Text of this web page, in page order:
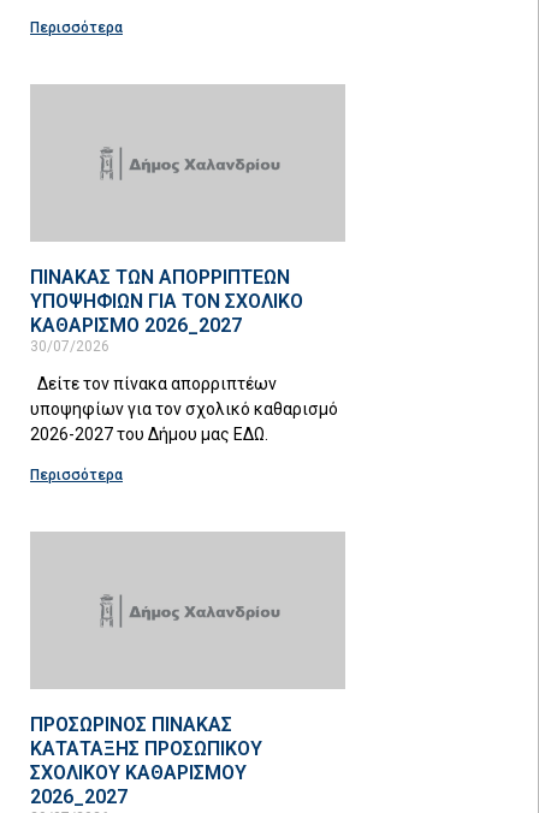
Περισσότερα
ΠΙΝΑΚΑΣ ΤΩΝ ΑΠΟΡΡΙΠΤΕΩΝ
ΥΠΟΨΗΦΙΩΝ ΓΙΑ ΤΟΝ ΣΧΟΛΙΚΟ
ΚΑΘΑΡΙΣΜΟ 2026_2027
30/07/2026
Δείτε τον πίνακα απορριπτέων
υποψηφίων για τον σχολικό καθαρισμό
2026-2027 του Δήμου μας ΕΔΩ.
Περισσότερα
ΠΡΟΣΩΡΙΝΟΣ ΠΙΝΑΚΑΣ
ΚΑΤΑΤΑΞΗΣ ΠΡΟΣΩΠΙΚΟΥ
ΣΧΟΛΙΚΟΥ ΚΑΘΑΡΙΣΜΟΥ
2026_2027